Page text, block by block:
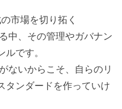
市場を切り拓く
中、その管理やガバナン
です。
ないからこそ、自らのリ
タンダードを作っていけ